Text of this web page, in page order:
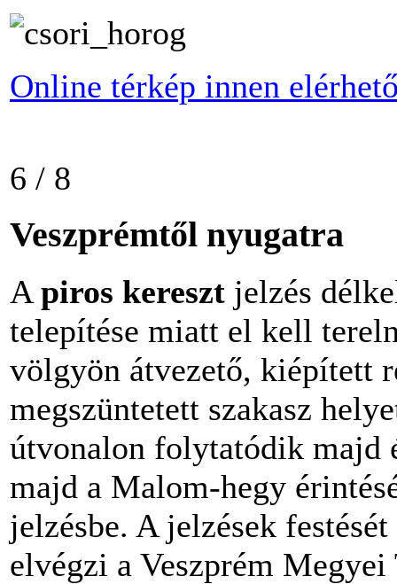
Online térkép innen
6 / 8
Veszprémtől nyugatra
A piros kereszt jelzés
telepítése miatt el kell
völgyön átvezető, kiépített
megszüntetett szakasz
útvonalon folytatódik majd
majd a Malom-hegy
jelzésbe. A jelzések
elvégzi a Veszprém Megyei